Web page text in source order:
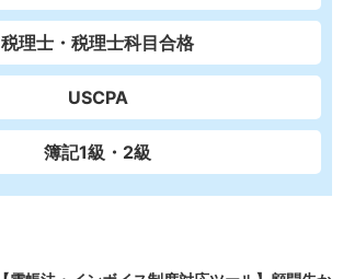
税理士・税理士科目合格
USCPA
簿記1級・2級